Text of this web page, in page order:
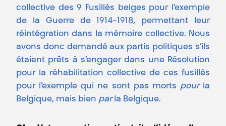
collective des 9 Fusillés belges pour l’exemple
de la Guerre de 1914-1918, permettant leur
réintégration dans la mémoire collective. Nous
avons donc demandé aux partis politiques s’ils
étaient prêts à s’engager dans une Résolution
pour la réhabilitation collective de ces fusillés
pour l’exemple qui ne sont pas morts pourla
Belgique, mais bien parla Belgique.